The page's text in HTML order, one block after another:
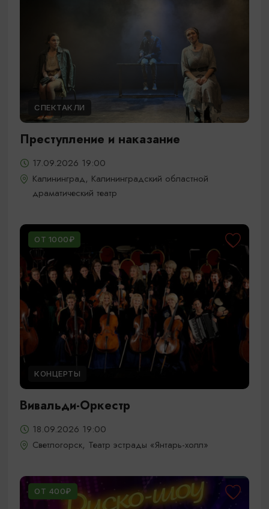
СПЕКТАКЛИ
Преступление и наказание
17.09.2026 19:00
Калининград, Калининградский областной
драматический театр
ОТ 1000₽
КОНЦЕРТЫ
Вивальди-Оркестр
18.09.2026 19:00
Светлогорск, Театр эстрады «Янтарь-холл»
ОТ 400₽